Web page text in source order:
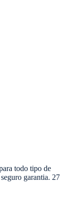
todo tipo de
garantia. 27